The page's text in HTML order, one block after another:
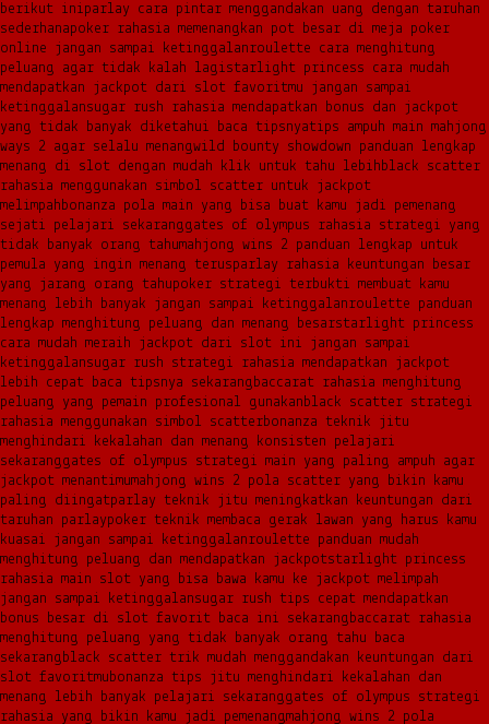
berikut iniparlay cara pintar menggandakan uang dengan taruhan
sederhanapoker rahasia memenangkan pot besar di meja poker
online jangan sampai ketinggalanroulette cara menghitung
peluang agar tidak kalah lagistarlight princess cara mudah
mendapatkan jackpot dari slot favoritmu jangan sampai
ketinggalansugar rush rahasia mendapatkan bonus dan jackpot
yang tidak banyak diketahui baca tipsnyatips ampuh main mahjong
ways 2 agar selalu menangwild bounty showdown panduan lengkap
menang di slot dengan mudah klik untuk tahu lebihblack scatter
rahasia menggunakan simbol scatter untuk jackpot
melimpahbonanza pola main yang bisa buat kamu jadi pemenang
sejati pelajari sekaranggates of olympus rahasia strategi yang
tidak banyak orang tahumahjong wins 2 panduan lengkap untuk
pemula yang ingin menang terusparlay rahasia keuntungan besar
yang jarang orang tahupoker strategi terbukti membuat kamu
menang lebih banyak jangan sampai ketinggalanroulette panduan
lengkap menghitung peluang dan menang besarstarlight princess
cara mudah meraih jackpot dari slot ini jangan sampai
ketinggalansugar rush strategi rahasia mendapatkan jackpot
lebih cepat baca tipsnya sekarangbaccarat rahasia menghitung
peluang yang pemain profesional gunakanblack scatter strategi
rahasia menggunakan simbol scatterbonanza teknik jitu
menghindari kekalahan dan menang konsisten pelajari
sekaranggates of olympus strategi main yang paling ampuh agar
jackpot menantimumahjong wins 2 pola scatter yang bikin kamu
paling diingatparlay teknik jitu meningkatkan keuntungan dari
taruhan parlaypoker teknik membaca gerak lawan yang harus kamu
kuasai jangan sampai ketinggalanroulette panduan mudah
menghitung peluang dan mendapatkan jackpotstarlight princess
rahasia main slot yang bisa bawa kamu ke jackpot melimpah
jangan sampai ketinggalansugar rush tips cepat mendapatkan
bonus besar di slot favorit baca ini sekarangbaccarat rahasia
menghitung peluang yang tidak banyak orang tahu baca
sekarangblack scatter trik mudah menggandakan keuntungan dari
slot favoritmubonanza tips jitu menghindari kekalahan dan
menang lebih banyak pelajari sekaranggates of olympus strategi
rahasia yang bikin kamu jadi pemenangmahjong wins 2 pola